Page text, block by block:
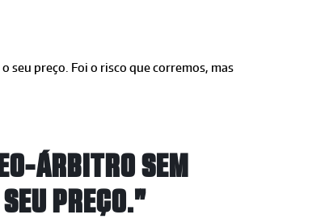
seu preço. Foi o risco que corremos, mas
ÁRBITRO SEM
PREÇO."